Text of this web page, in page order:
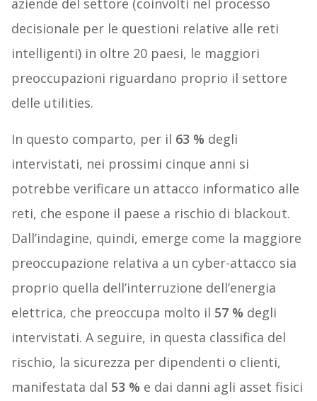
aziende del settore (coinvolti nel processo
decisionale per le questioni relative alle reti
intelligenti) in oltre 20 paesi, le maggiori
preoccupazioni riguardano proprio il settore
delle utilities.
In questo comparto, per il 63 % degli
intervistati, nei prossimi cinque anni si
potrebbe verificare un attacco informatico alle
reti, che espone il paese a rischio di blackout.
Dall’indagine, quindi, emerge come la maggiore
preoccupazione relativa a un cyber-attacco sia
proprio quella dell’interruzione dell’energia
elettrica, che preoccupa molto il 57 % degli
intervistati. A seguire, in questa classifica del
rischio, la sicurezza per dipendenti o clienti,
manifestata dal 53 % e dai danni agli asset fisici